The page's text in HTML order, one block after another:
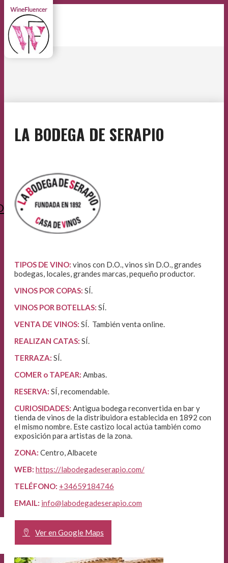
LA BODEGA DE SERAPIO
TIPOS DE VINO: vinos con D.O., vinos sin D.O., grandes
bodegas, locales, grandes marcas, pequeño productor.
VINOS POR COPAS: SÍ.
VINOS POR BOTELLAS: SÍ.
VENTA DE VINOS: SÍ. También venta online.
REALIZAN CATAS: SÍ.
TERRAZA: SÍ.
COMER o TAPEAR: Ambas.
RESERVA: SÍ, recomendable.
CURIOSIDADES: Antigua bodega reconvertida en bar y
tienda de vinos de la distribuidora establecida en 1892 con
el mismo nombre. Este castizo local actúa también como
exposición para artistas de la zona.
ZONA: Centro, Albacete
WEB: https://labodegadeserapio.com/
TELÉFONO: +34659184746
EMAIL: info@labodegadeserapio.com
Ver en Google Maps